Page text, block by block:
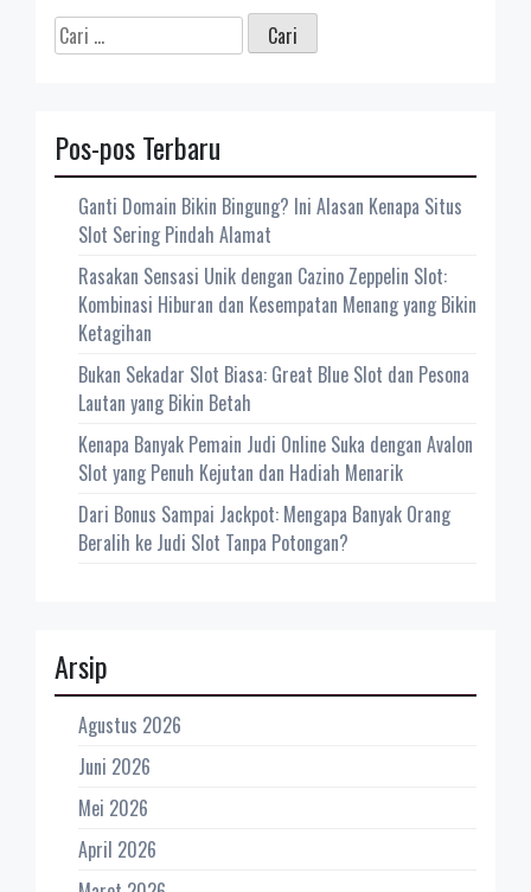
Cari
untuk:
Pos-pos Terbaru
Ganti Domain Bikin Bingung? Ini Alasan Kenapa Situs
Slot Sering Pindah Alamat
Rasakan Sensasi Unik dengan Cazino Zeppelin Slot:
Kombinasi Hiburan dan Kesempatan Menang yang Bikin
Ketagihan
Bukan Sekadar Slot Biasa: Great Blue Slot dan Pesona
Lautan yang Bikin Betah
Kenapa Banyak Pemain Judi Online Suka dengan Avalon
Slot yang Penuh Kejutan dan Hadiah Menarik
Dari Bonus Sampai Jackpot: Mengapa Banyak Orang
Beralih ke Judi Slot Tanpa Potongan?
Arsip
Agustus 2026
Juni 2026
Mei 2026
April 2026